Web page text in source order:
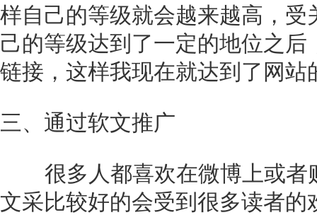
样自己的等级就会越来越高，
己的等级达到了一定的地位之
链接，这样我现在就达到了网站
三、通过软文推广
很多人都喜欢在微博上或
文采比较好的会受到很多读者